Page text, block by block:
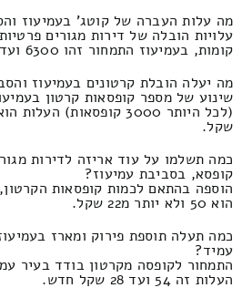
מה עלות העברה של קוטג' בעמיעוז
עלויות הובלה של דירות מגורים
קומות, בעמיעוז התמחור זהו 6300 ועד 3100
מה יעלה הובלת קרטונים בעמיעוז
שינוע של מספר קופסאות קרטון
שקל.
כמה תשלמו על עוד אריזה לדירות
קופסא, בסביבת עמיעוז?
הוספה בהתאם לכמות קופסאות
הוא 50 ולא יותר מ22 שקל.
כמה תעלה תוספת פירוק ומארז
עמיד?
התמחור לקופסה מקרטון בודד בעיר
העלות זה 54 ועד 28 שקל חדש.